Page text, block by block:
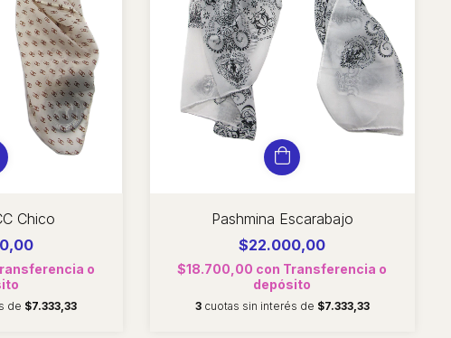
Chico
o
de $7.333,33
Pashmina Escarabajo
$22.000,00
$18.700,00 con Transferencia o
depósito
3 cuotas sin interés de $7.333,33